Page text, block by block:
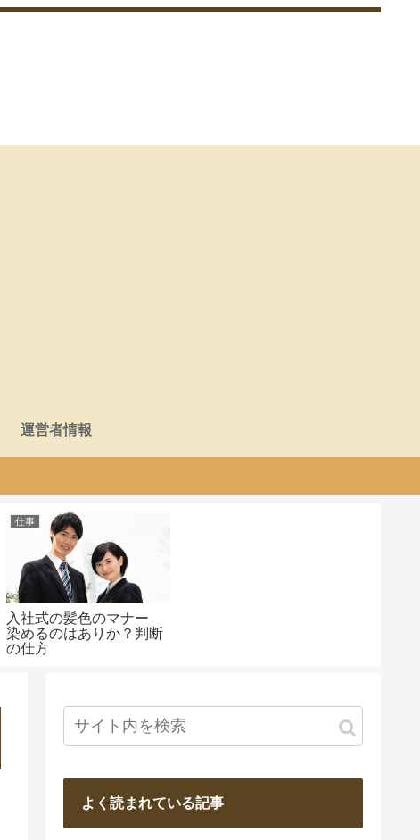
運営者情報
仕事
入社式の髪色のマナー
染めるのはありか？判断
の仕方
よく読まれている記事